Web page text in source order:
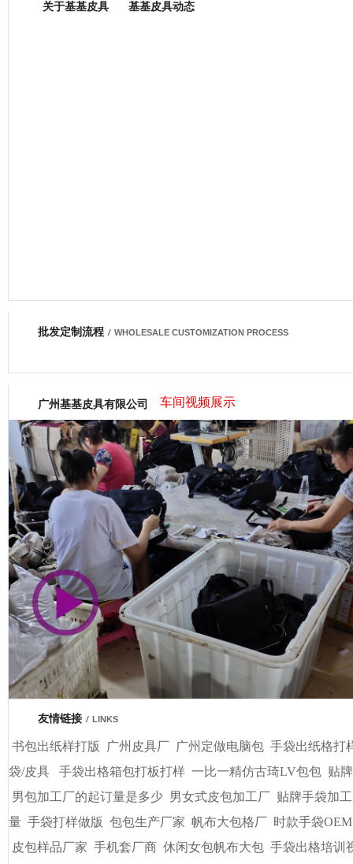
网商会会员
市商会会员单位
关于基基皮具 基基皮具动态
批发定制流程 / WHOLESALE CUSTOMIZATION PROCESS
广州基基皮具有限公司 车间视频展示